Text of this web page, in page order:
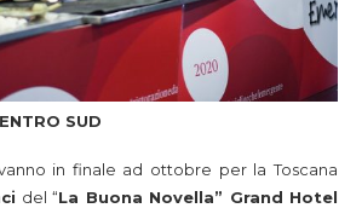
SUD
in finale ad ottobre per la Toscana
del “La Buona Novella” Grand Hotel